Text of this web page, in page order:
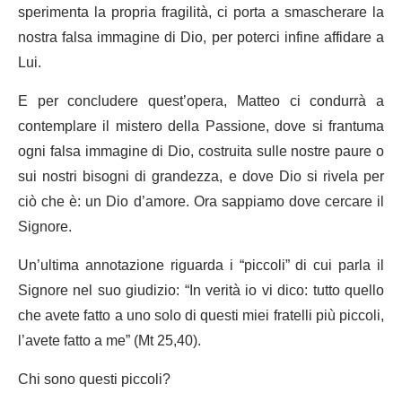
sperimenta la propria fragilità, ci porta a smascherare la
nostra falsa immagine di Dio, per poterci infine affidare a
Lui.
E per concludere quest’opera, Matteo ci condurrà a
contemplare il mistero della Passione, dove si frantuma
ogni falsa immagine di Dio, costruita sulle nostre paure o
sui nostri bisogni di grandezza, e dove Dio si rivela per
ciò che è: un Dio d’amore. Ora sappiamo dove cercare il
Signore.
Un’ultima annotazione riguarda i “piccoli” di cui parla il
Signore nel suo giudizio: “In verità io vi dico: tutto quello
che avete fatto a uno solo di questi miei fratelli più piccoli,
l’avete fatto a me” (Mt 25,40).
Chi sono questi piccoli?